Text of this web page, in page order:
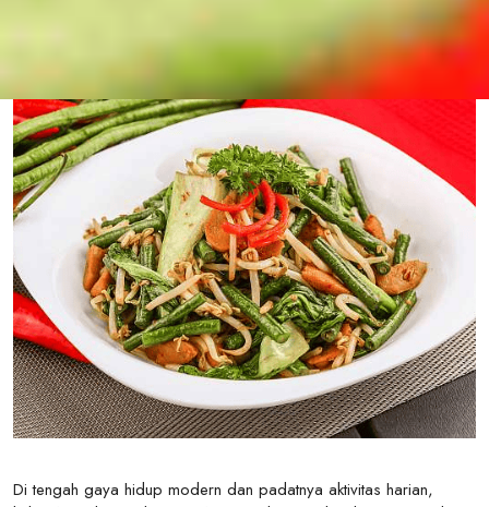
Di tengah gaya hidup modern dan padatnya aktivitas harian,